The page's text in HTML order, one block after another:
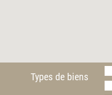
Types de biens